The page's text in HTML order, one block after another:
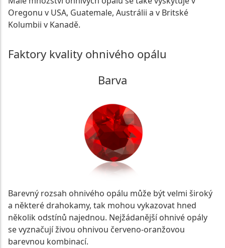
Oregonu v USA, Guatemale, Austrálii a v Britské
Kolumbii v Kanadě.
Faktory kvality ohnivého opálu
Barva
Barevný rozsah ohnivého opálu může být velmi široký
a některé drahokamy, tak mohou vykazovat hned
několik odstínů najednou. Nejžádanější ohnivé opály
se vyznačují živou ohnivou červeno-oranžovou
barevnou kombinací.